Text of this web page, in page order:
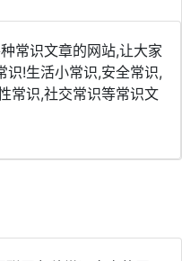
常识文章的网站,让大家
识!生活小常识,安全常识,
常识,社交常识等常识文